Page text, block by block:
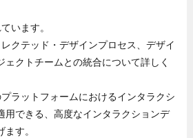
います。
クテッド・デザインプロセス、デザイ
ェクトチームとの統合について詳しく
ラットフォームにおけるインタラクシ
用できる、高度なインタラクションデ
す。